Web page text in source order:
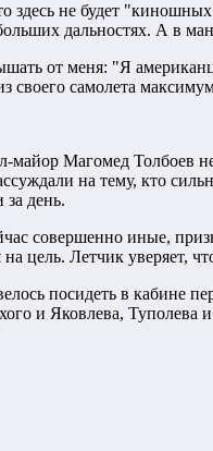
здесь не будет
дальностях. А в
от меня: "Я
своего самолета
майор Магомед Толбоев
на тему, кто
день.
совершенно иные,
на цель. Летчик уверяет,
посидеть в кабине
и Яковлева, Туполева